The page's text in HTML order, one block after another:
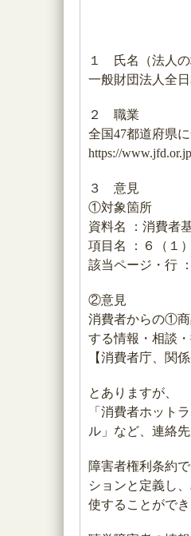
１ 氏名（法人の
一般財団法人全
２ 職業
全国47都道府県
https://
３ 意見
①対象箇所
資料名 ：消費者
項目名 ：６（１
該当ページ・行
②意見
消費者からの①
する情報・相談
【消費者庁、関
とありますが、
「消費者ホット
ル」など、連絡
障害者権利条約
ションと定義し
使することがで